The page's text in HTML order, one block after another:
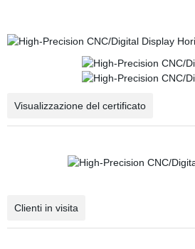
Visualizzazione del certificato
Clienti in visita